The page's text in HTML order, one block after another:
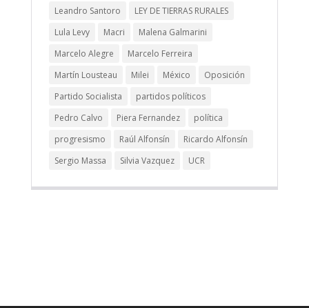
Leandro Santoro
LEY DE TIERRAS RURALES
Lula Levy
Macri
Malena Galmarini
Marcelo Alegre
Marcelo Ferreira
Martín Lousteau
Milei México
Oposición
Partido Socialista
partidos políticos
Pedro Calvo
Piera Fernandez
política
progresismo
Raúl Alfonsín
Ricardo Alfonsín
Sergio Massa
Silvia Vazquez UCR